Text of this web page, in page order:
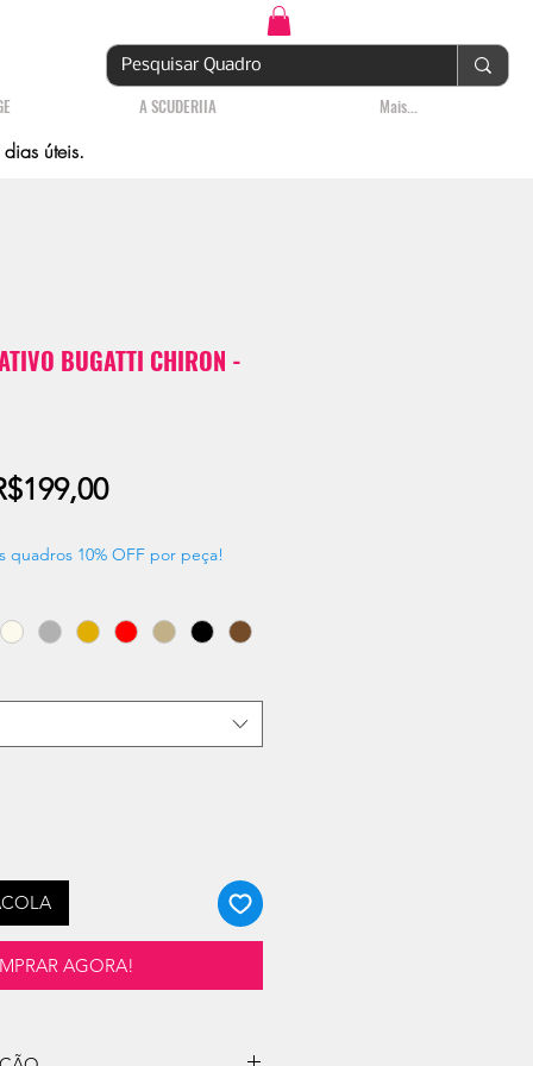
A SCUDERIIA Mais...
úteis.
BUGATTI CHIRON -
Preço
quadros 10% OFF por peça!
AGORA!